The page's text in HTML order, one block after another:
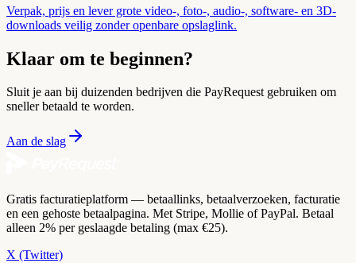
Verpak, prijs en lever grote video-, foto-, audio-, software- en 3D-
downloads veilig zonder openbare opslaglink.
Klaar om te beginnen?
Sluit je aan bij duizenden bedrijven die PayRequest gebruiken om
sneller betaald te worden.
Aan de slag
Gratis facturatieplatform — betaallinks, betaalverzoeken, facturatie
en een gehoste betaalpagina. Met Stripe, Mollie of PayPal. Betaal
alleen 2% per geslaagde betaling (max €25).
X (Twitter)